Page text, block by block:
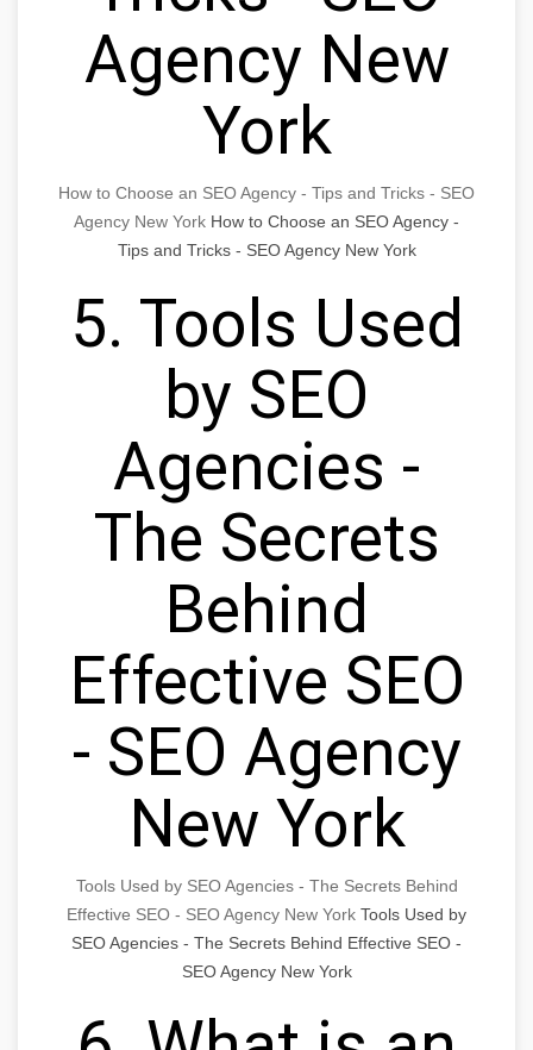
Agency New
York
How to Choose an SEO Agency - Tips and Tricks - SEO
Agency New York How to Choose an SEO Agency -
Tips and Tricks - SEO Agency New York
5. Tools Used
by SEO
Agencies -
The Secrets
Behind
Effective SEO
- SEO Agency
New York
Tools Used by SEO Agencies - The Secrets Behind
Effective SEO - SEO Agency New York Tools Used by
SEO Agencies - The Secrets Behind Effective SEO -
SEO Agency New York